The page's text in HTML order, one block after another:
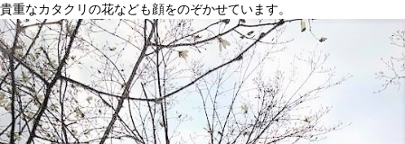
貴重なカタクリの花なども顔をのぞかせています。